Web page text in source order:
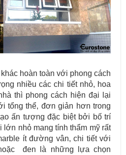
hoàn toàn với phong cách
nhiều các chi tiết nhỏ, hoa
thì phong cách hiện đại lại
tổng thể, đơn giản hơn trong
ấn tượng đặc biệt bởi bố trí
lớn nhỏ mang tính thẩm mỹ rất
ít đường vân, chi tiết với
đen là những lựa chọn